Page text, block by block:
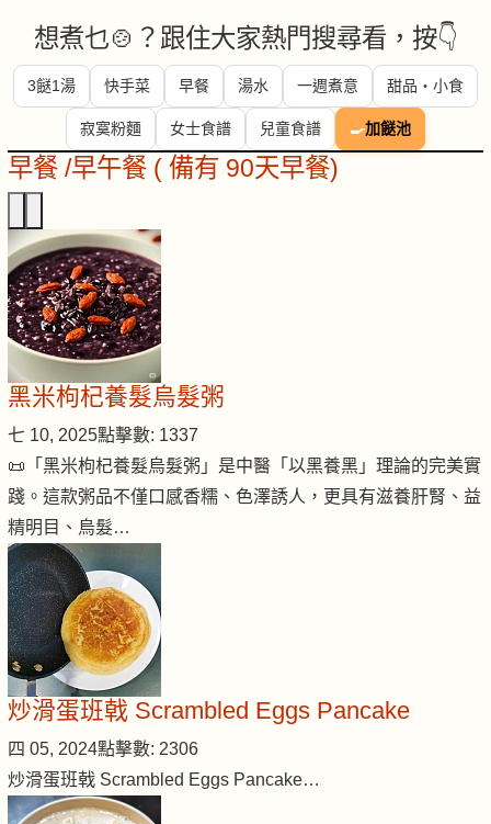
想煮乜🍲？跟住大家熱門搜尋看，按👇
3餸1湯 快手菜 早餐 湯水 一週煮意 甜品・小食
寂寞粉麵 女士食譜 兒童食譜 🍳加餸池
早餐 /早午餐 ( 備有 90天早餐)
黑米枸杞養髮烏髮粥
七 10, 2025點擊數: 1337
📜「黑米枸杞養髮烏髮粥」是中醫「以黑養黑」理論的完美實
踐。這款粥品不僅口感香糯、色澤誘人，更具有滋養肝腎、益
精明目、烏髮…
炒滑蛋班戟 Scrambled Eggs Pancake
四 05, 2024點擊數: 2306
炒滑蛋班戟 Scrambled Eggs Pancake…